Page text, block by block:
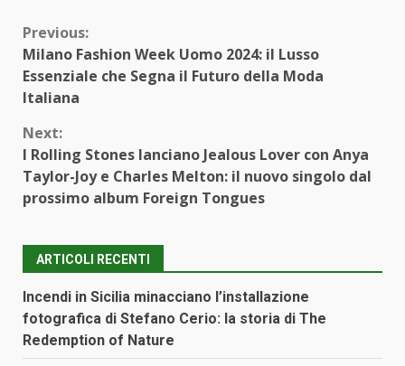
Continue
Reading
Previous:
Milano Fashion Week Uomo 2024: il Lusso
Essenziale che Segna il Futuro della Moda
Italiana
Next:
I Rolling Stones lanciano Jealous Lover con Anya
Taylor-Joy e Charles Melton: il nuovo singolo dal
prossimo album Foreign Tongues
ARTICOLI RECENTI
Incendi in Sicilia minacciano l’installazione
fotografica di Stefano Cerio: la storia di The
Redemption of Nature